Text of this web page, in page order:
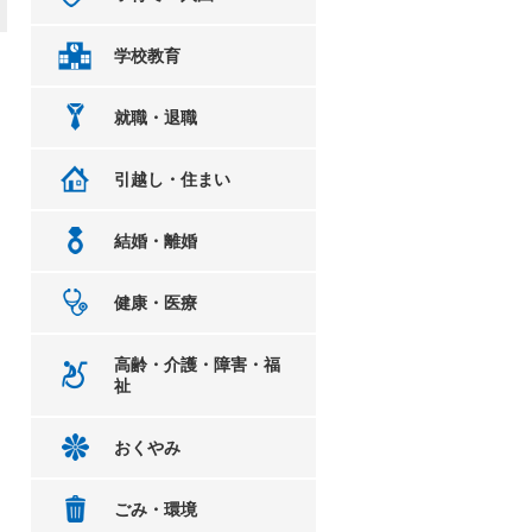
学校教育
就職・退職
引越し・住まい
結婚・離婚
健康・医療
高齢・介護・障害・福
祉
おくやみ
ごみ・環境